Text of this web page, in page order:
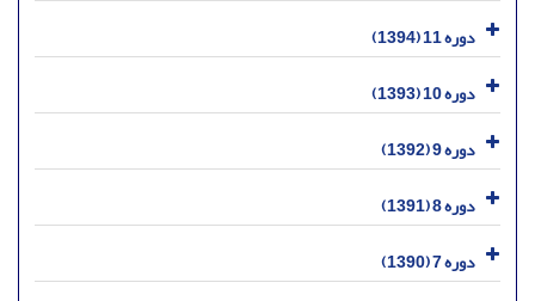
دوره 11 (1394)
دوره 10 (1393)
دوره 9 (1392)
دوره 8 (1391)
دوره 7 (1390)